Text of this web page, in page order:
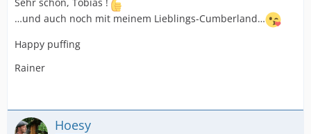
…und auch noch mit meinem Lieblings-Cumberland…
Happy puffing
Rainer
Hoesy